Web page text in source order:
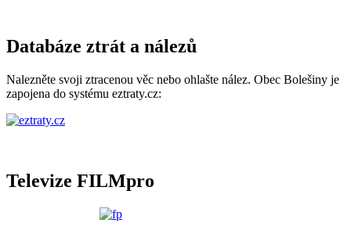
Databáze ztrát a nálezů
Nalezněte svoji ztracenou věc nebo ohlašte nález. Obec Bolešiny je
zapojena do systému eztraty.cz:
Televize FILMpro